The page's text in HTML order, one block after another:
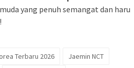
yang penuh semangat dan haru
Terbaru 2026
Jaemin NCT